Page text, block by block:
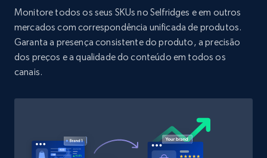
URL, Product id, Title, Product description,
Rating, Reviews count, Initial price, Discount,
and more.
Target - Discover products by specified
UPC
Monitore todos os seus SKUs no Selfridges e em outros
mercados com correspondência unificada de produtos.
Garanta a presença consistente do produto, a precisão
dos preços e a qualidade do conteúdo em todos os
canais.